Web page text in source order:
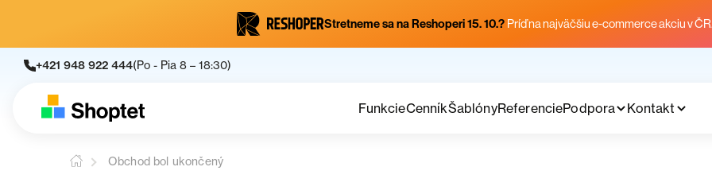
Stretneme sa na Reshoperi 15. 10.? Príď na najväčšiu e-commerce akciu v ČR.
+421 948 922 444(Po - Pia 8 – 18:30)
FunkcieCenníkŠablónyReferenciePodpora Kontakt
Obchod bol ukončený